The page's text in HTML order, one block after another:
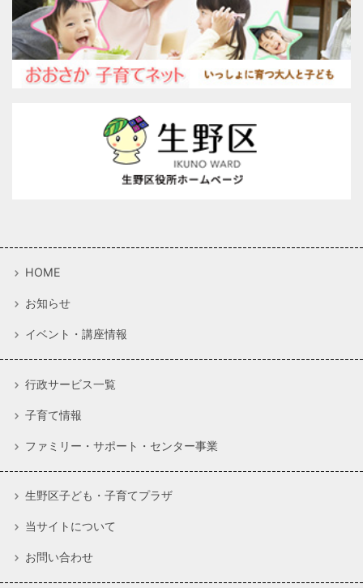
HOME
お知らせ
イベント・講座情報
行政サービス一覧
子育て情報
ファミリー・サポート・センター事業
生野区子ども・子育てプラザ
当サイトについて
お問い合わせ